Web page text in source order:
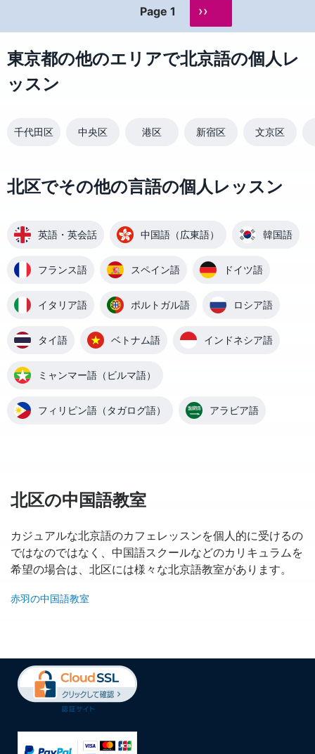
Page 1 ››
東京都の他のエリアで北京語の個人レ
ッスン
千代田区 中央区 港区 新宿区 文京区
北区でその他の言語の個人レッスン
英語・英会話 中国語（広東語） 韓国語
フランス語 スペイン語 ドイツ語
イタリア語 ポルトガル語 ロシア語
タイ語 ベトナム語 インドネシア語
ミャンマー語（ビルマ語）
フィリピン語（タガログ語） アラビア語
北区の中国語教室
カジュアルな北京語のカフェレッスンを個人的に受けるの
ではなのではなく、中国語スクールなどのカリキュラムを
希望の場合は、北区には様々な北京語教室があります。
赤羽の中国語教室